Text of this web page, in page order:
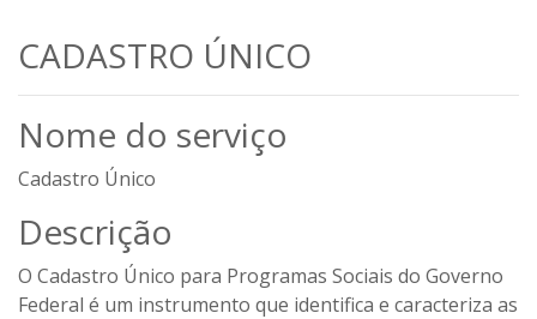
CADASTRO ÚNICO
Nome do serviço
Cadastro Único
Descrição
O Cadastro Único para Programas Sociais do Governo
Federal é um instrumento que identifica e caracteriza as